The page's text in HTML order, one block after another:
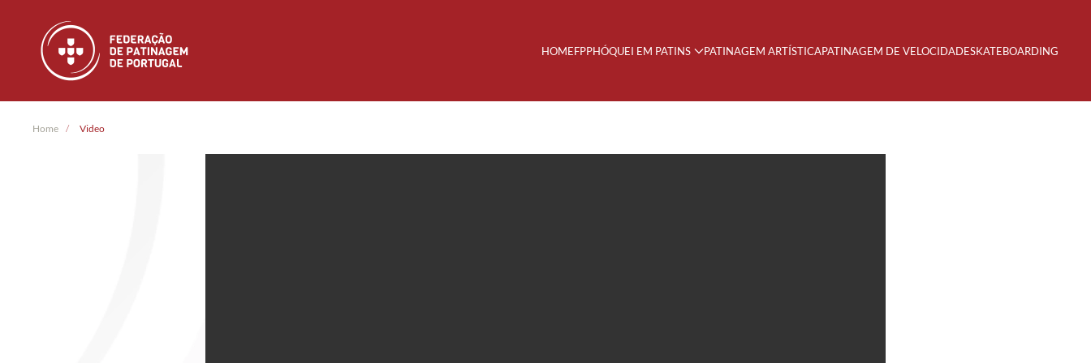
Skip to main content HOMEFPPHÓQUEI EM PATINS PATINAGEM ARTÍSTICAPATINAGEM DE VELOCIDADESKATEBOARDING
Home Video